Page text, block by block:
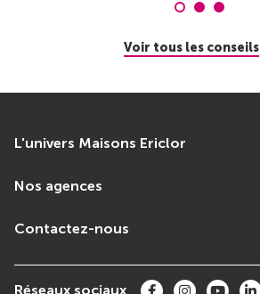
Voir tous les conseils
L'univers Maisons Ericlor
Nos agences
Contactez-nous
Réseaux sociaux